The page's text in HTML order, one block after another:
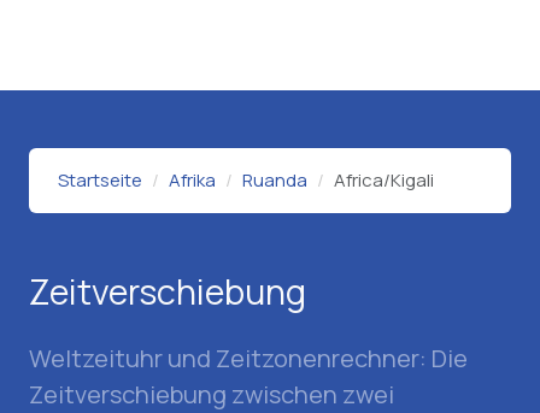
Startseite Afrika Ruanda Africa/Kigali
Zeitverschiebung
Weltzeituhr und Zeitzonenrechner: Die
Zeitverschiebung zwischen zwei